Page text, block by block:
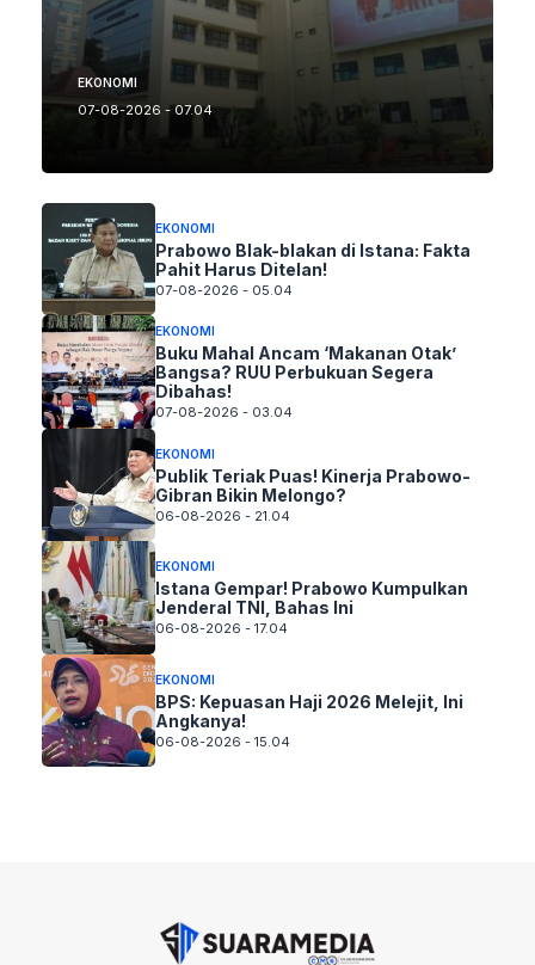
EKONOMI
07-08-2026 - 07.04
EKONOMI
Prabowo Blak-blakan di Istana: Fakta
Pahit Harus Ditelan!
07-08-2026 - 05.04
EKONOMI
Buku Mahal Ancam ‘Makanan Otak’
Bangsa? RUU Perbukuan Segera
Dibahas!
07-08-2026 - 03.04
EKONOMI
Publik Teriak Puas! Kinerja Prabowo-
Gibran Bikin Melongo?
06-08-2026 - 21.04
EKONOMI
Istana Gempar! Prabowo Kumpulkan
Jenderal TNI, Bahas Ini
06-08-2026 - 17.04
EKONOMI
BPS: Kepuasan Haji 2026 Melejit, Ini
Angkanya!
06-08-2026 - 15.04